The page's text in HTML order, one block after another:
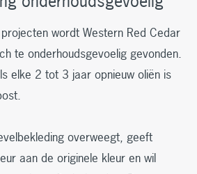
wordt Western Red Cedar
te onderhoudsgevoelig gevonden.
elke 2 tot 3 jaar opnieuw oliën is
overweegt, geeft
aan de originele kleur en wil